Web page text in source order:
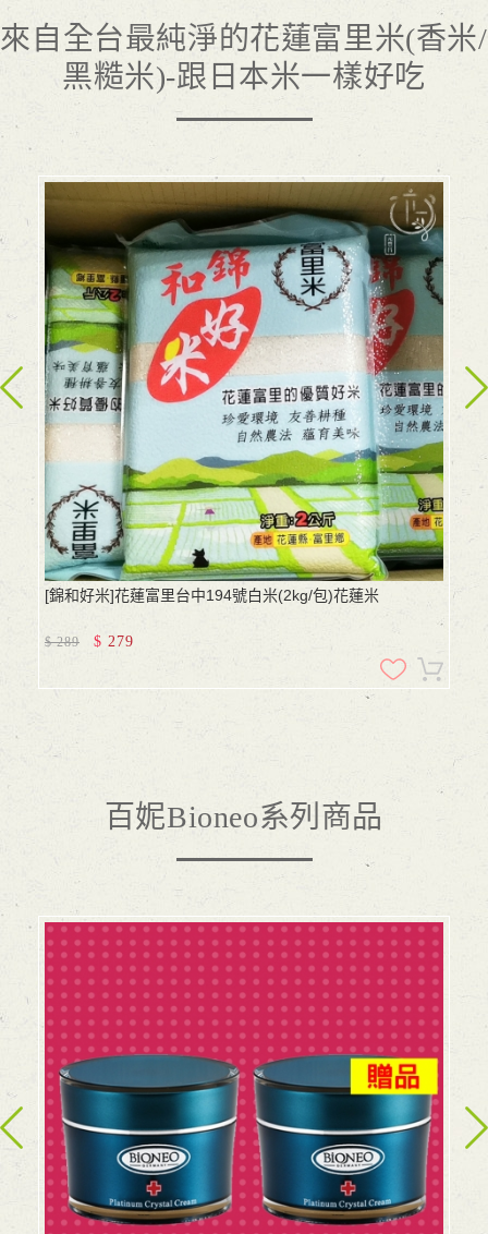
來自全台最純淨的花蓮富里米(香米/
黑糙米)-跟日本米一樣好吃
[錦和好米]花蓮富里台中194號白米(2kg/包)花蓮米
$289 $ 279
百妮Bioneo系列商品